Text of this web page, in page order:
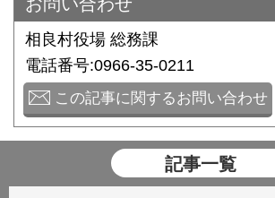
相良村役場 総務課
電話番号:0966-35-0211
この記事に関するお問い合わせ
記事一覧